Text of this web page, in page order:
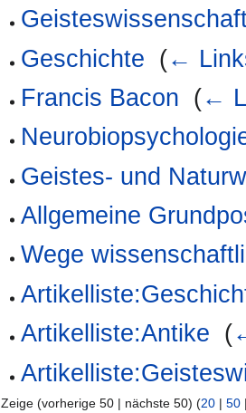
Geschichte (←
Francis Bacon (←
Geistes- und
Allgemeine
Wege
Artikelliste:Antike (
Zeige (vorherige 50 | nächste 50) (20 | 50